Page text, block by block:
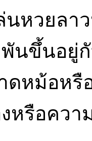
นหวยลา
นขึ้นอยู่
หม้อหรื
หรือคว